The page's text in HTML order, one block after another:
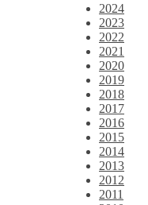
2024
2023
2022
2021
2020
2019
2018
2017
2016
2015
2014
2013
2012
2011